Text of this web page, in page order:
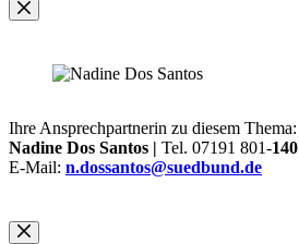
Ihre Ansprechpartnerin zu diesem Thema:
Nadine Dos Santos | Tel. 07191 801-140
E-Mail: n.dossantos@suedbund.de